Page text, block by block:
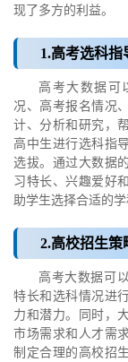
现了多方的利益。
1.高考选科指
高考大数据可
况、高考报名情况
计、分析和研究，
高中生进行选科指
选拔。通过大数据
习特长、兴趣爱好
助学生选择合适的学
2.高校招生策
高考大数据可
特长和选科情况进
力和潜力。同时，
市场需求和人才需
制定合理的高校招